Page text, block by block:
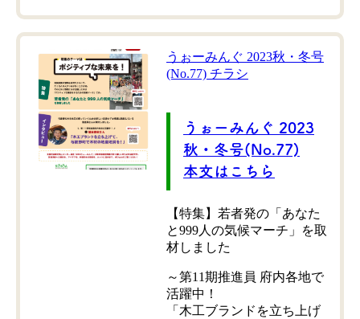
うぉーみんぐ 2023秋・冬号
(No.77) チラシ
うぉーみんぐ 2023
秋・冬号(No.77)
本文はこちら
【特集】若者発の「あなた
と999人の気候マーチ」を取
材しました
～第11期推進員 府内各地で
活躍中！
「木工ブランドを立ち上げ